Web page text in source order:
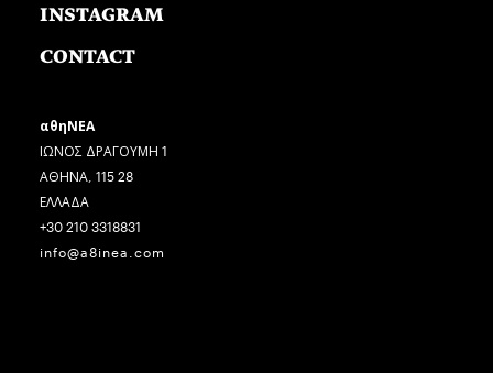
INSTAGRAM
CONTACT
αθηΝΕΑ
ΙΩΝΟΣ ΔΡΑΓΟΥΜΗ 1
ΑΘΗΝΑ, 115 28
ΕΛΛΑΔΑ
+30 210 3318831
info@a8inea.com